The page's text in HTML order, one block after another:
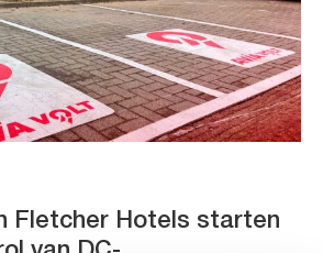
Fletcher Hotels starten